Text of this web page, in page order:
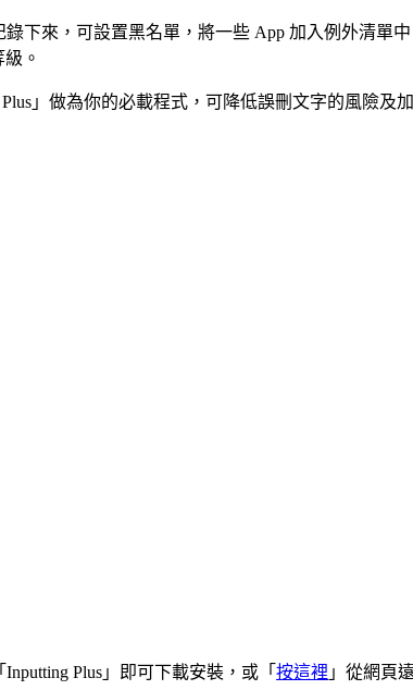
下來，可設置黑名單，將一些 App 加入例外清單
。
」做為你的必載程式，可降低誤刪文字的風險及
Plus」即可下載安裝，或「 按這裡 」從網頁